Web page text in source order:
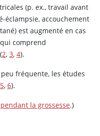
(p. ex., travail avant
éclampsie, accouchement
est augmenté en cas
comprend
2, 3, 4).
fréquente, les études
5, 6).
la grossesse.)